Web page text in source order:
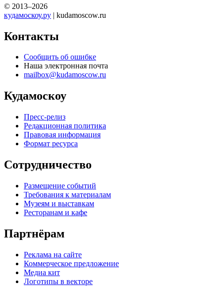
© 2013–2026
кудамоскоу.ру | kudamoscow.ru
Контакты
Сообщить об ошибке
Наша электронная почта
mailbox@kudamoscow.ru
Кудамоскоу
Пресс-релиз
Редакционная политика
Правовая информация
Формат ресурса
Сотрудничество
Размещение событий
Требования к материалам
Музеям и выставкам
Ресторанам и кафе
Партнёрам
Реклама на сайте
Коммерческое предложение
Медиа кит
Логотипы в векторе